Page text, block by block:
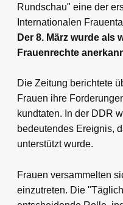
Rundschau" eine der
Internationalen
Der 8. März wurde als
Frauenrechte
Die Zeitung berichtete
Frauen ihre
kundtaten. In der DDR
bedeutendes Ereignis,
unterstützt wurde.
Frauen versammelten
einzutreten. Die